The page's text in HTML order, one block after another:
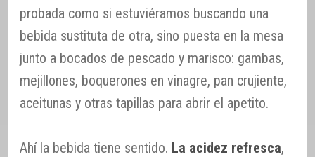
probada como si estuviéramos buscando una
bebida sustituta de otra, sino puesta en la mesa
junto a bocados de pescado y marisco: gambas,
mejillones, boquerones en vinagre, pan crujiente,
aceitunas y otras tapillas para abrir el apetito.
Ahí la bebida tiene sentido. La acidez refresca,